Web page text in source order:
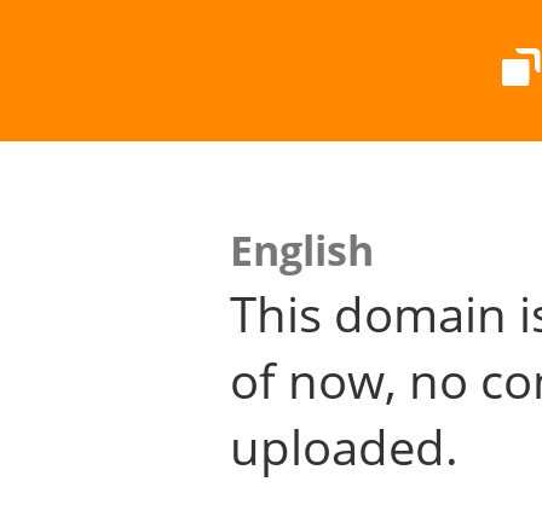
English
This domain
of now, no
uploaded.